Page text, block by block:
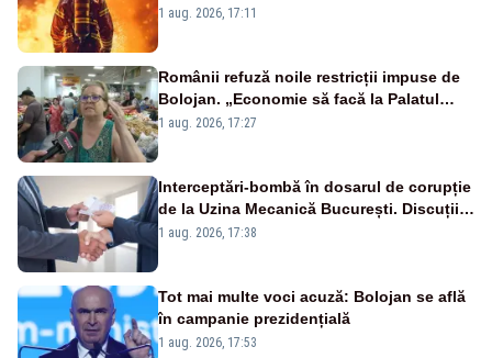
județe și un elicopter
1 aug. 2026, 17:11
Românii refuză noile restricții impuse de
Bolojan. „Economie să facă la Palatul
Victoria!”
1 aug. 2026, 17:27
Interceptări-bombă în dosarul de corupție
de la Uzina Mecanică București. Discuții
deschise despre șpăgi, întâlniri și
1 aug. 2026, 17:38
Tot mai multe voci acuză: Bolojan se află
în campanie prezidențială
1 aug. 2026, 17:53